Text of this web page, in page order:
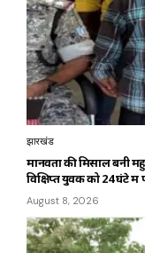
झारखंड
मानवता की मिसाल बनी
विक्षिप्त युवक को 24 घंटे में
August 8, 2026